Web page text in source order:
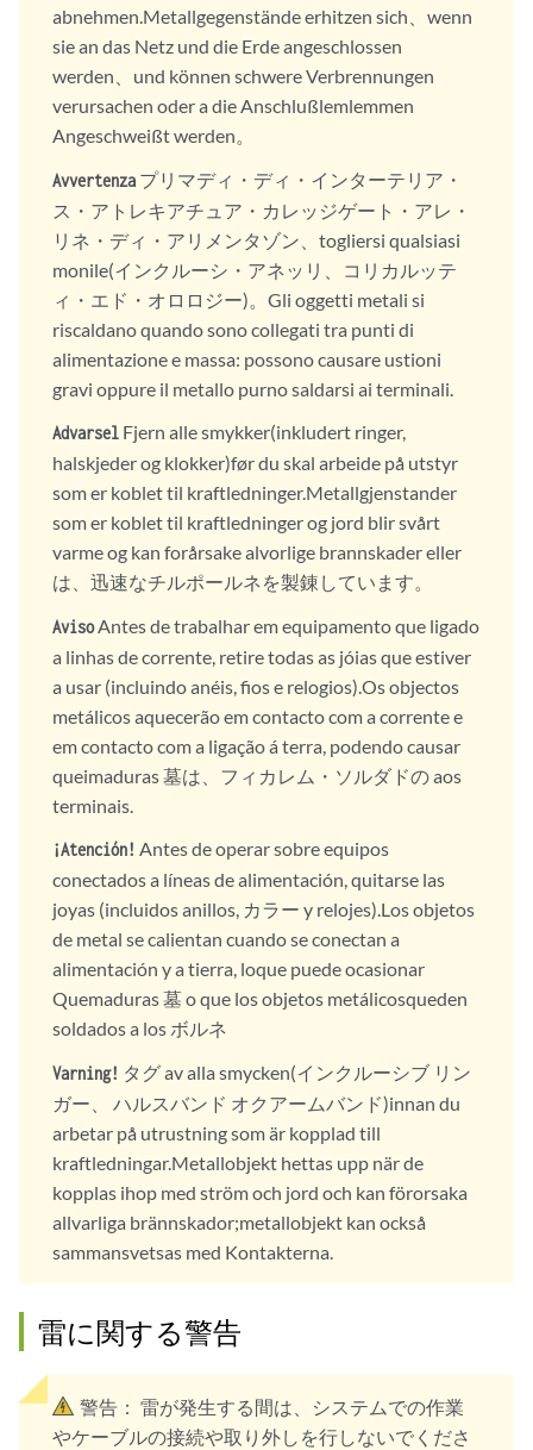
abnehmen.Metallgegenstände erhitzen sich、wenn
sie an das Netz und die Erde angeschlossen
werden、und können schwere Verbrennungen
verursachen oder a die Anschlußlemlemmen
Angeschweißt werden。
Avvertenza プリマディ・ディ・インターテリア・
ス・アトレキアチュア・カレッジゲート・アレ・
リネ・ディ・アリメンタゾン、togliersi qualsiasi
monile(インクルーシ・アネッリ、コリカルッテ
ィ・エド・オロロジー)。Gli oggetti metali si
riscaldano quando sono collegati tra punti di
alimentazione e massa: possono causare ustioni
gravi oppure il metallo purno saldarsi ai terminali.
Advarsel Fjern alle smykker(inkludert ringer,
halskjeder og klokker)før du skal arbeide på utstyr
som er koblet til kraftledninger.Metallgjenstander
som er koblet til kraftledninger og jord blir svårt
varme og kan forårsake alvorlige brannskader eller
は、迅速なチルポールネを製錬しています。
AvisoAntes de trabalhar em equipamento que ligado
a linhas de corrente, retire todas as jóias que estiver
a usar (incluindo anéis, fios e relogios).Os objectos
metálicos aquecerão em contacto com a corrente e
em contacto com a ligação á terra, podendo causar
queimaduras 墓は、フィカレム・ソルダドの aos
terminais.
¡Atención! Antes de operar sobre equipos
conectados a líneas de alimentación, quitarse las
joyas (incluidos anillos, カラー y relojes).Los objetos
de metal se calientan cuando se conectan a
alimentación y a tierra, loque puede ocasionar
Quemaduras 墓 o que los objetos metálicosqueden
soldados a los ボルネ
Varning! タグ av alla smycken(インクルーシブ リン
ガー、 ハルスバンド オクアームバンド)innan du
arbetar på utrustning som är kopplad till
kraftledningar.Metallobjekt hettas upp när de
kopplas ihop med ström och jord och kan förorsaka
allvarliga brännskador;metallobjekt kan också
sammansvetsas med Kontakterna.
雷に関する警告
警告： 雷が発生する間は、システムでの作業
やケーブルの接続や取り外しを行しないでくださ